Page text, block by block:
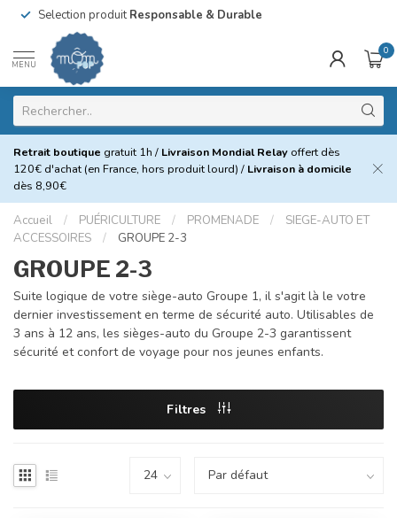
Selection produitResponsable & Durable
MENU
0
Retrait boutique gratuit 1h / Livraison Mondial Relay offert dès
120€ d'achat (en France, hors produit lourd) / Livraison à domicile
dès 8,90€
Accueil / PUÉRICULTURE / PROMENADE /
SIEGE-AUTO ET
ACCESSOIRES
/ GROUPE 2-3
GROUPE 2-3
Suite logique de votre siège-auto Groupe 1, il s'agit là le votre
dernier investissement en terme de sécurité auto. Utilisables de
3 ans à 12 ans, les sièges-auto du Groupe 2-3 garantissent
sécurité et confort de voyage pour nos jeunes enfants.
Filtres